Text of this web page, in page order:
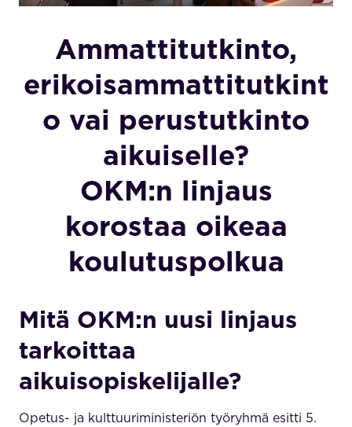
Ammattitutkinto,
erikoisammattitutkint
o vai perustutkinto
aikuiselle?
OKM:n linjaus
korostaa oikeaa
koulutuspolkua
Mitä OKM:n uusi linjaus
tarkoittaa
aikuisopiskelijalle?
Opetus- ja kulttuuriministeriön työryhmä esitti 5.